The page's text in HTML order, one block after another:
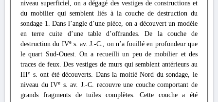
niveau superficiel, on a dégagé des vestiges de constructions et
du mobilier qui semblent liés à la couche de destruction du
sondage 1. Dans l’angle d’une pièce, on a découvert un modèle
en terre cuite d’une table d’offrandes. De la couche de
destruction du IVes. av. J.-C., on n’a fouillé en profondeur que
le quart Sud-Ouest. On a recueilli un peu de mobilier et des
traces de feux. Des vestiges de murs qui semblent antérieurs au
IIIe s. ont été découverts. Dans la moitié Nord du sondage, le
niveau du IVe s. av. J.-C. recouvre une couche comportant de
grands fragments de tuiles complètes. Cette couche a été